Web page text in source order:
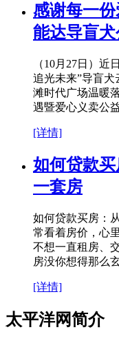
感谢每一
能达导盲
（10月27日）近
追光未来”导盲
滩时代广场温暖
遇暨爱心义卖公
[详情]
如何贷款
一套房
如何贷款买房：
常看着房价，心
不想一直租房、
房没你想得那么
[详情]
太平洋网简介